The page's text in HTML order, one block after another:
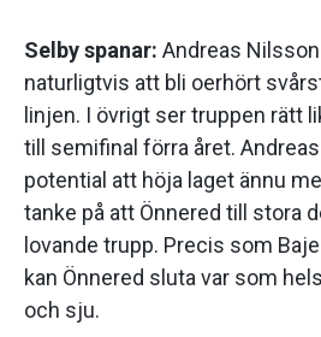
Selby spanar: Andreas
naturligtvis att bli oerhört
linjen. I övrigt ser truppen rätt
till semifinal förra året.
potential att höja laget ännu
tanke på att Önnered till stora
lovande trupp. Precis som
kan Önnered sluta var som
och sju.